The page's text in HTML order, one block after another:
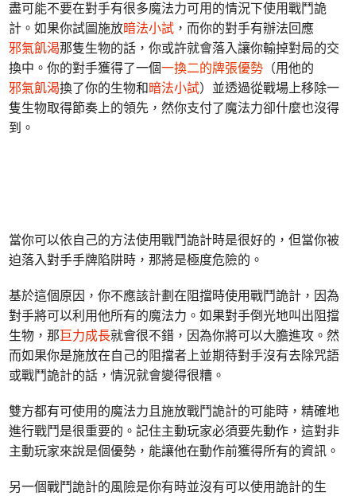
盡可能不要在對手有很多魔法力可用的情況下使用戰鬥詭
計。如果你試圖施放暗法小試 ，而你的對手有辦法回應
邪氣飢渴那隻生物的話，你或許就會落入讓你輸掉對局的交
換中。你的對手獲得了一個一換二的牌張優勢 （用他的
邪氣飢渴換了你的生物和暗法小試）並透過從戰場上移除一
隻生物取得節奏上的領先，然你支付了魔法力卻什麼也沒得
到。
當你可以依自己的方法使用戰鬥詭計時是很好的，但當你被
迫落入對手手牌陷阱時，那將是極度危險的。
基於這個原因，你不應該計劃在阻擋時使用戰鬥詭計，因為
對手將可以利用他所有的魔法力。如果對手倒光地叫出阻擋
生物，那巨力成長就會很不錯，因為你將可以大膽進攻。然
而如果你是施放在自己的阻擋者上並期待對手沒有去除咒語
或戰鬥詭計的話，情況就會變得很糟。
雙方都有可使用的魔法力且施放戰鬥詭計的可能時，精確地
進行戰鬥是很重要的。記住主動玩家必須要先動作，這對非
主動玩家來說是個優勢，能讓他在動作前獲得所有的資訊。
另一個戰鬥詭計的風險是你有時並沒有可以使用詭計的生